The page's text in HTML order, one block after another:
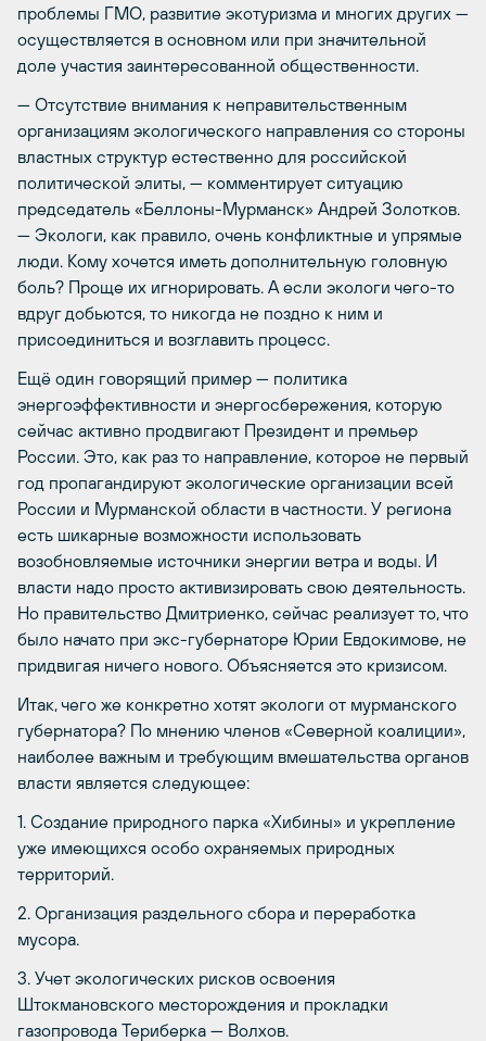
проблемы ГМО, развитие экотуризма и многих других —
осуществляется в основном или при значительной
доле участия заинтересованной общественности.
— Отсутствие внимания к неправительственным
организациям экологического направления со стороны
властных структур естественно для российской
политической элиты, — комментирует ситуацию
председатель «Беллоны-Мурманск» Андрей Золотков.
— Экологи, как правило, очень конфликтные и упрямые
люди. Кому хочется иметь дополнительную головную
боль? Проще их игнорировать. А если экологи чего-то
вдруг добьются, то никогда не поздно к ним и
присоединиться и возглавить процесс.
Ещё один говорящий пример — политика
энергоэффективности и энергосбережения, которую
сейчас активно продвигают Президент и премьер
России. Это, как раз то направление, которое не первый
год пропагандируют экологические организации всей
России и Мурманской области в частности. У региона
есть шикарные возможности использовать
возобновляемые источники энергии ветра и воды. И
власти надо просто активизировать свою деятельность.
Но правительство Дмитриенко, сейчас реализует то, что
было начато при экс-губернаторе Юрии Евдокимове, не
придвигая ничего нового. Объясняется это кризисом.
Итак, чего же конкретно хотят экологи от мурманского
губернатора? По мнению членов «Северной коалиции»,
наиболее важным и требующим вмешательства органов
власти является следующее:
1. Создание природного парка «Хибины» и укрепление
уже имеющихся особо охраняемых природных
территорий.
2. Организация раздельного сбора и переработка
мусора.
3. Учет экологических рисков освоения
Штокмановского месторождения и прокладки
газопровода Териберка — Волхов.